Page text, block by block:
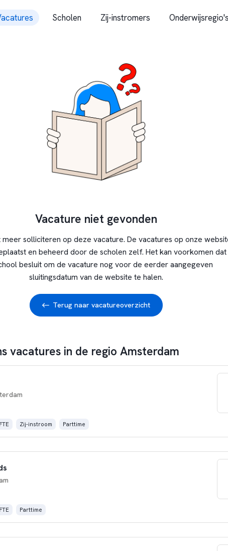
Scholen Zij-instromers Onderwijsregio's
Vacature niet gevonden
solliciteren op deze vacature. De vacatures op onze
en beheerd door de scholen zelf. Het kan voorkomen dat
besluit om de vacature nog voor de eerder aangegeven
sluitingsdatum van de website te halen.
Terug naar vacatureoverzicht
vacatures in de regio Amsterdam
Zij-instroom Parttime
Parttime